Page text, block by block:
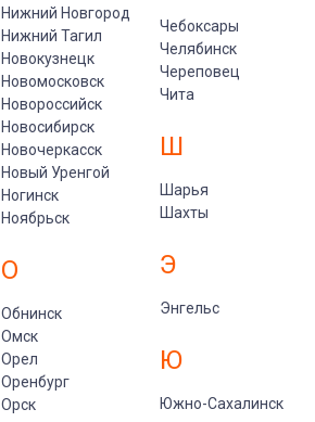
Нижний Новгород
Нижний Тагил
Новокузнецк
Новомосковск
Новороссийск
Новосибирск
Новочеркасск
Новый Уренгой
Ногинск
Ноябрьск
О
Обнинск
Омск
Орел
Оренбург
Орск
Чебоксары
Челябинск
Череповец
Чита
Ш
Шарья
Шахты
Э
Энгельс
Ю
Южно-Сахалинск